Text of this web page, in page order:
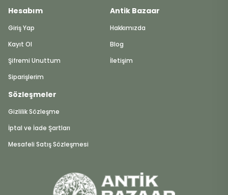
Hesabım
Giriş Yap
Kayıt Ol
Şifremi Unuttum
Siparişlerim
Antik Bazaar
Hakkımızda
Blog
İletişim
Sözleşmeler
Gizlilik Sözleşme
İptal ve İade Şartları
Mesafeli Satış Sözleşmesi